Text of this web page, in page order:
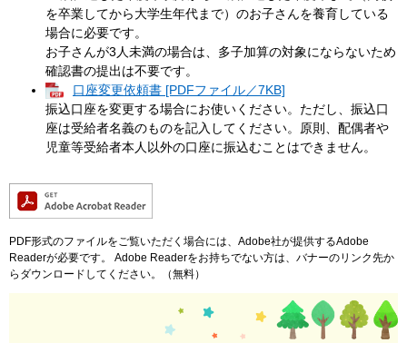
を卒業してから大学生年代まで）のお子さんを養育している
場合に必要です。
お子さんが3人未満の場合は、多子加算の対象にならないため
確認書の提出は不要です。​
口座変更依頼書 [PDFファイル／7KB]
振込口座を変更する場合にお使いください。ただし、振込口
座は受給者名義のものを記入してください。原則、配偶者や
児童等受給者本人以外の口座に振込むことはできません。
PDF形式のファイルをご覧いただく場合には、Adobe社が提供するAdobe
Readerが必要です。
Adobe Readerをお持ちでない方は、バナーのリンク先か
らダウンロードしてください。（無料）